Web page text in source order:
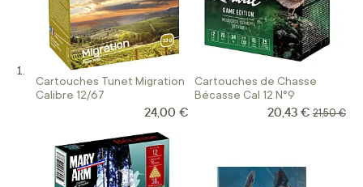
Cartouches Tunet Migration
Calibre 12/67
24,00 €
Cartouches de Chasse
Bécasse Cal 12 N°9
Prix Spécial
20,43 € Prix
21,50 €